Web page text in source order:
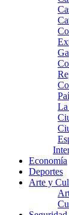
Economía
Deportes
Arte y